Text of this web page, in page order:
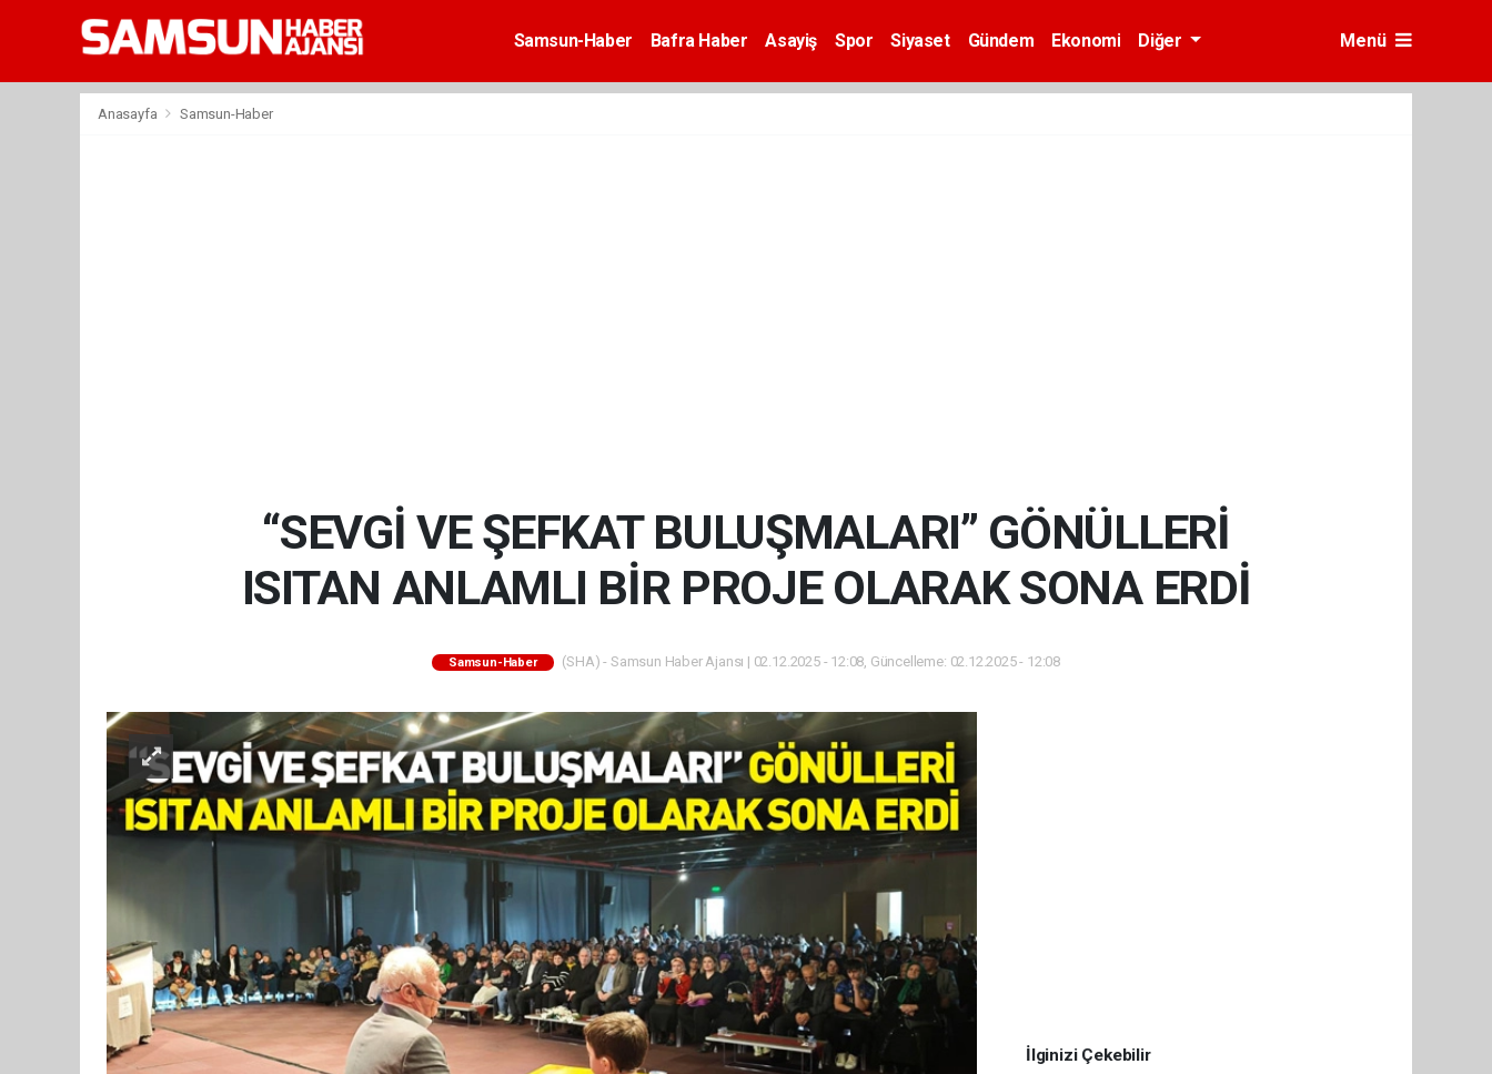
Samsun-Haber Bafra Haber Asayiş Spor Siyaset Gündem Ekonomi Diğer Menü
Anasayfa Samsun-Haber
“SEVGİ VE ŞEFKAT BULUŞMALARI” GÖNÜLLERİ
ISITAN ANLAMLI BİR PROJE OLARAK SONA ERDİ
Samsun-Haber (SHA) - Samsun Haber Ajansı | 02.12.2025 - 12:08, Güncelleme: 02.12.2025 - 12:08
İlginizi Çekebilir